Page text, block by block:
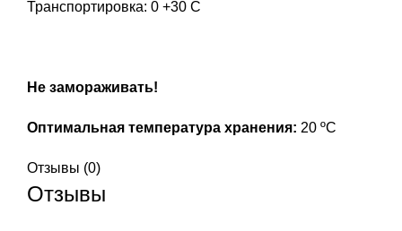
Транспортировка: 0 +30 С
Не замораживать!
Оптимальная температура хранения: 20 ºС
Отзывы (0)
Отзывы